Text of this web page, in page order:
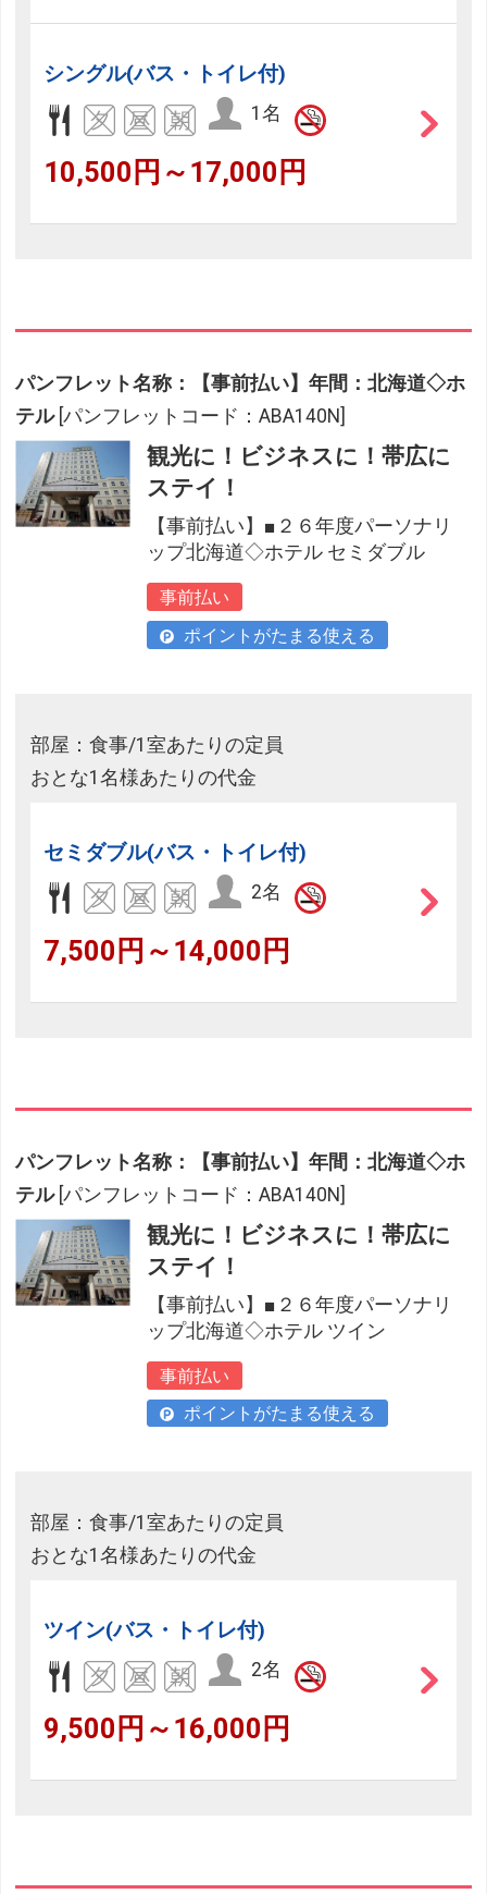
シングル(バス・トイレ付)
1名
10,500円～17,000円
パンフレット名称：【事前払い】年間：北海道◇ホ
テル [パンフレットコード：ABA140N]
観光に！ビジネスに！帯広に
ステイ！
【事前払い】■２６年度パーソナリ
ップ北海道◇ホテル セミダブル
事前払い
ポイントがたまる使える
部屋：食事/1室あたりの定員
おとな1名様あたりの代金
セミダブル(バス・トイレ付)
2名
7,500円～14,000円
パンフレット名称：【事前払い】年間：北海道◇ホ
テル [パンフレットコード：ABA140N]
観光に！ビジネスに！帯広に
ステイ！
【事前払い】■２６年度パーソナリ
ップ北海道◇ホテル ツイン
事前払い
ポイントがたまる使える
部屋：食事/1室あたりの定員
おとな1名様あたりの代金
ツイン(バス・トイレ付)
2名
9,500円～16,000円